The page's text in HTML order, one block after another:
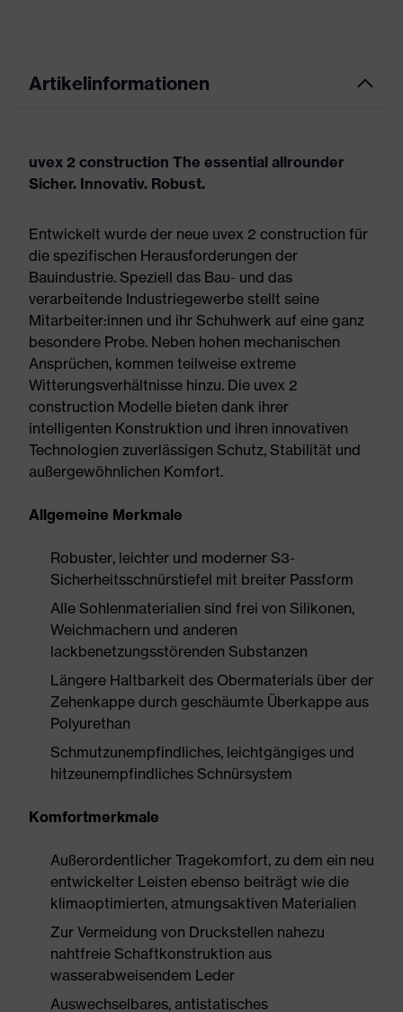
Artikelinformationen
uvex 2 construction The essential allrounder
Sicher. Innovativ. Robust.
Entwickelt wurde der neue uvex 2 construction für
die spezifischen Herausforderungen der
Bauindustrie. Speziell das Bau- und das
verarbeitende Industriegewerbe stellt seine
Mitarbeiter:innen und ihr Schuhwerk auf eine ganz
besondere Probe. Neben hohen mechanischen
Ansprüchen, kommen teilweise extreme
Witterungsverhältnisse hinzu. Die uvex 2
construction Modelle bieten dank ihrer
intelligenten Konstruktion und ihren innovativen
Technologien zuverlässigen Schutz, Stabilität und
außergewöhnlichen Komfort.
Allgemeine Merkmale
Robuster, leichter und moderner S3-
Sicherheitsschnürstiefel mit breiter Passform
Alle Sohlenmaterialien sind frei von Silikonen,
Weichmachern und anderen
lackbenetzungsstörenden Substanzen
Längere Haltbarkeit des Obermaterials über der
Zehenkappe durch geschäumte Überkappe aus
Polyurethan
Schmutzunempfindliches, leichtgängiges und
hitzeunempfindliches Schnürsystem
Komfortmerkmale
Außerordentlicher Tragekomfort, zu dem ein neu
entwickelter Leisten ebenso beiträgt wie die
klimaoptimierten, atmungsaktiven Materialien
Zur Vermeidung von Druckstellen nahezu
nahtfreie Schaftkonstruktion aus
wasserabweisendem Leder
Auswechselbares, antistatisches